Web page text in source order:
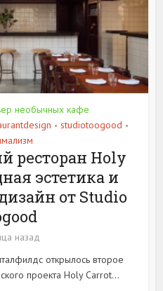
необычных кафе
• studiotoogood •
ресторан Holy
эстетика и
от Studio
назад
открылось второе
проекта Holy Carrot...